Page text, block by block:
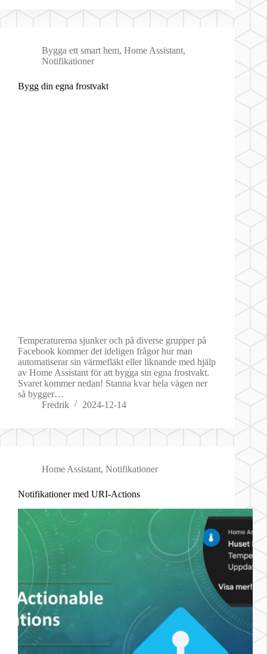
Bygga ett smart hem, Home Assistant,
Notifikationer
Bygg din egna frostvakt
Temperaturerna sjunker och på diverse grupper på
Facebook kommer det ideligen frågor hur man
automatiserar sin värmefläkt eller liknande med hjälp
av Home Assistant för att bygga sin egna frostvakt.
Svaret kommer nedan! Stanna kvar hela vägen ner
så bygger…
Fredrik
2024-12-14
Home Assistant, Notifikationer
Notifikationer med URI-Actions